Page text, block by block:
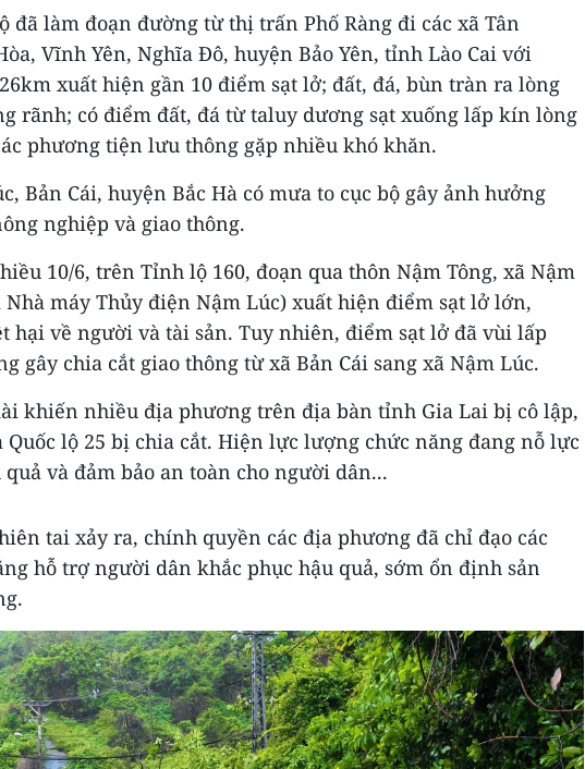
đã làm đoạn đường từ thị trấn Phố Ràng đi các xã Tân
Vĩnh Yên, Nghĩa Đô, huyện Bảo Yên, tỉnh Lào Cai với
xuất hiện gần 10 điểm sạt lở; đất, đá, bùn tràn ra lòng
rãnh; có điểm đất, đá từ taluy dương sạt xuống lấp kín lòng
phương tiện lưu thông gặp nhiều khó khăn.
Bản Cái, huyện Bắc Hà có mưa to cục bộ gây ảnh hưởng
nghiệp và giao thông.
10/6, trên Tỉnh lộ 160, đoạn qua thôn Nậm Tông, xã Nậm
máy Thủy điện Nậm Lúc) xuất hiện điểm sạt lở lớn,
hại về người và tài sản. Tuy nhiên, điểm sạt lở đã vùi lấp
gây chia cắt giao thông từ xã Bản Cái sang xã Nậm Lúc.
khiến nhiều địa phương trên địa bàn tỉnh Gia Lai bị cô lập,
Quốc lộ 25 bị chia cắt. Hiện lực lượng chức năng đang nỗ lực
và đảm bảo an toàn cho người dân...
tai xảy ra, chính quyền các địa phương đã chỉ đạo các
hỗ trợ người dân khắc phục hậu quả, sớm ổn định sản